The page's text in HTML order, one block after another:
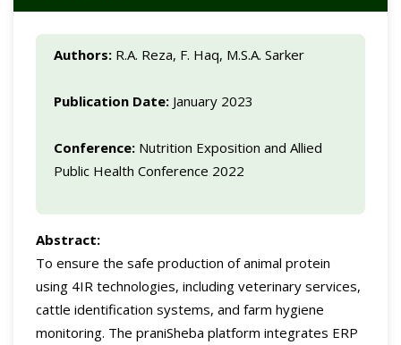
Authors: R.A. Reza, F. Haq, M.S.A. Sarker
Publication Date: January 2023
Conference: Nutrition Exposition and Allied
Public Health Conference 2022
Abstract:
To ensure the safe production of animal protein
using 4IR technologies, including veterinary services,
cattle identification systems, and farm hygiene
monitoring. The praniSheba platform integrates ERP